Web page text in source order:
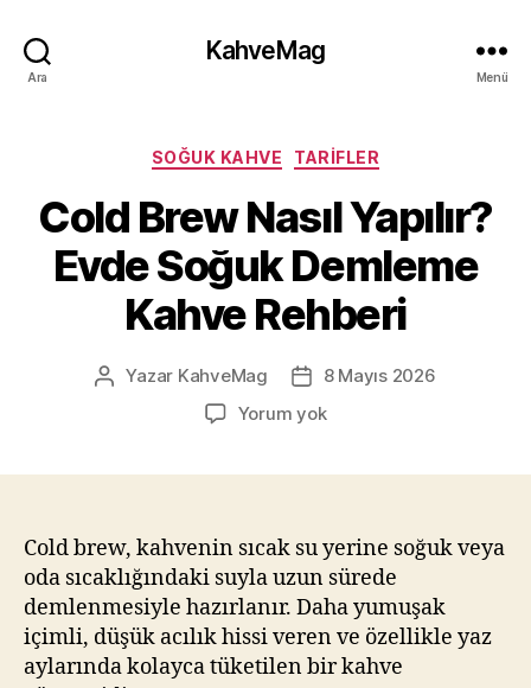
Ara
KahveMag
Menü
Kategoriler
SOĞUK KAHVE TARIFLER
Cold Brew Nasıl Yapılır?
Evde Soğuk Demleme
Kahve Rehberi
Yazının
Yazar KahveMag
Yazı
tarihi
8 Mayıs 2026
Yorum yokCold
Soğuk
Demleme
Kahve
Rehberi
Cold brew, kahvenin sıcak su yerine soğuk veya
oda sıcaklığındaki suyla uzun sürede
demlenmesiyle hazırlanır. Daha yumuşak
içimli, düşük acılık hissi veren ve özellikle yaz
aylarında kolayca tüketilen bir kahve